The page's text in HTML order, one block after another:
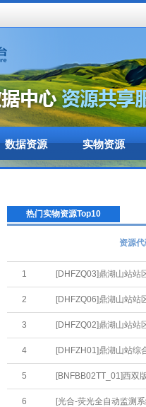
数据资源 实物资源
热门实物资源Top10
资源
1 [DHFZQ03]鼎湖山站站
2 [DHFZQ06]鼎湖山站站
3 [DHFZQ02]鼎湖山站站
4 [DHFZH01]鼎湖山站综
5 [BNFBB02TT_01]西双
6 [光合-荧光全自动监测